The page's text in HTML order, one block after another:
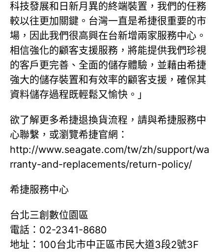
科技發展和日新月異的終端裝置，我們的任務
較以往更加關鍵。台灣一直是希捷很重要的市
場，因此我們很高興在台新增兩家服務中心。
相信強化的顧客支援服務，將能提供我們珍視
的客戶更完善、全面的儲存體驗，並藉由希捷
強大的儲存裝置和有效率的顧客支援，確保其
資料儲存過程既輕鬆又愉快。」
欲了解更多希捷退換貨流程，請與希捷服務中
心聯繫，或瀏覽希捷官網：
http://www.seagate.com/tw/zh/support/wa
rranty-and-replacements/return-policy/
希捷服務中心
台北三創數位園區
電話：02-2341-8680
地址：100台北市中正區市民大道3段2號3F